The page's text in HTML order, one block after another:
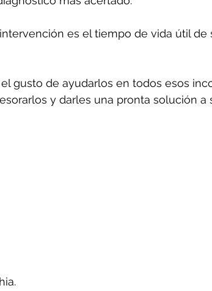
es el tiempo de vida útil de
gusto de ayudarlos en todos esos
y darles una pronta solución a